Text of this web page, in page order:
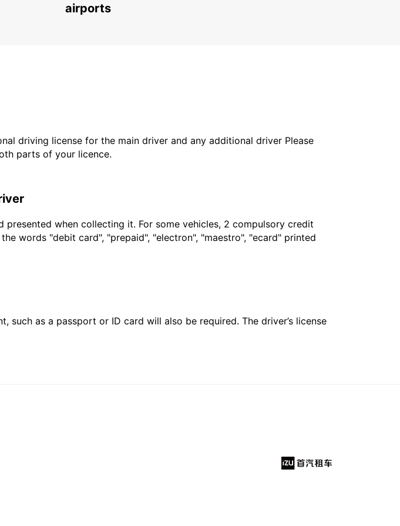
airports
driving license for the main driver and any additional driver Please
parts of your licence.
when collecting it. For some vehicles, 2 compulsory credit
words "debit card", "prepaid", "electron", "maestro", "ecard" printed
as a passport or ID card will also be required. The driver’s license